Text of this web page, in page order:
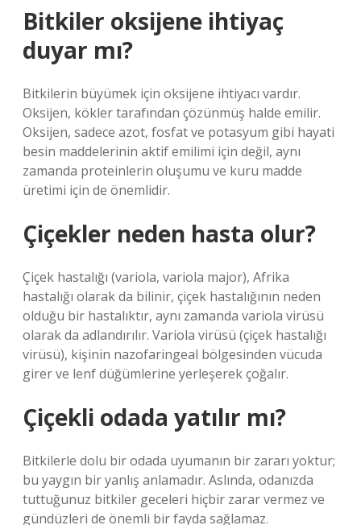
Bitkiler oksijene ihtiyaç
duyar mı?
Bitkilerin büyümek için oksijene ihtiyacı vardır.
Oksijen, kökler tarafından çözünmüş halde emilir.
Oksijen, sadece azot, fosfat ve potasyum gibi hayati
besin maddelerinin aktif emilimi için değil, aynı
zamanda proteinlerin oluşumu ve kuru madde
üretimi için de önemlidir.
Çiçekler neden hasta olur?
Çiçek hastalığı (variola, variola major), Afrika
hastalığı olarak da bilinir, çiçek hastalığının neden
olduğu bir hastalıktır, aynı zamanda variola virüsü
olarak da adlandırılır. Variola virüsü (çiçek hastalığı
virüsü), kişinin nazofaringeal bölgesinden vücuda
girer ve lenf düğümlerine yerleşerek çoğalır.
Çiçekli odada yatılır mı?
Bitkilerle dolu bir odada uyumanın bir zararı yoktur;
bu yaygın bir yanlış anlamadır. Aslında, odanızda
tuttuğunuz bitkiler geceleri hiçbir zarar vermez ve
gündüzleri de önemli bir fayda sağlamaz.